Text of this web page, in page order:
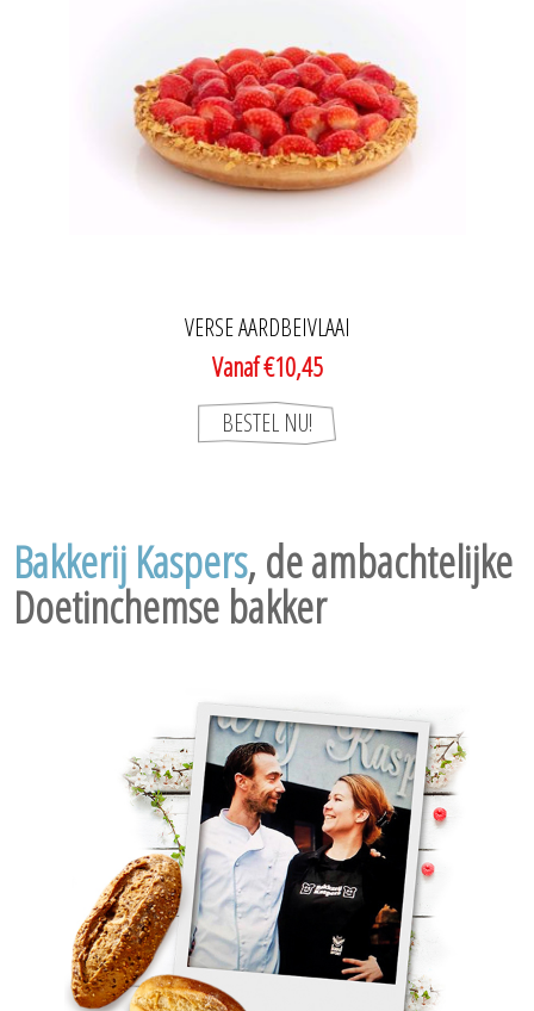
VERSE AARDBEIVLAAI
Vanaf €10,45
Bakkerij Kaspers, de ambachtelijke
Doetinchemse bakker